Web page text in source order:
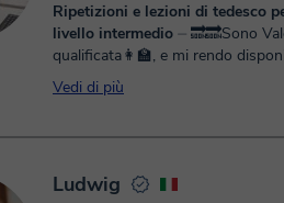
Ripetizioni e lezioni di tedesco
livello intermedio ⏤ 🔜🔜Sono Valentina, insegnante
qualificata👩‍🏫, e mi rendo
private di lingua tedesca. Vuoi
Vedi di più
Ludwig